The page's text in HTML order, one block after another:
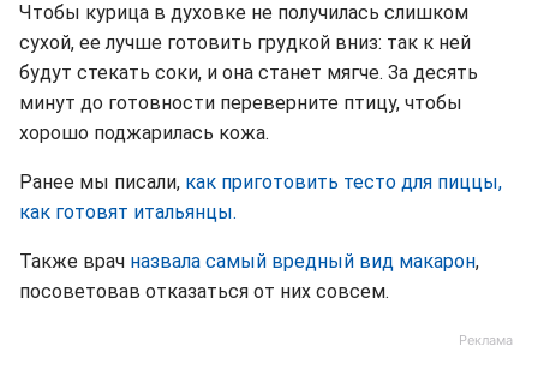
Чтобы курица в духовке не получилась слишком
сухой, ее лучше готовить грудкой вниз: так к ней
будут стекать соки, и она станет мягче. За десять
минут до готовности переверните птицу, чтобы
хорошо поджарилась кожа.
Ранее мы писали, как приготовить тесто для пиццы,
как готовят итальянцы.
Также врач назвала самый вредный вид макарон,
посоветовав отказаться от них совсем.